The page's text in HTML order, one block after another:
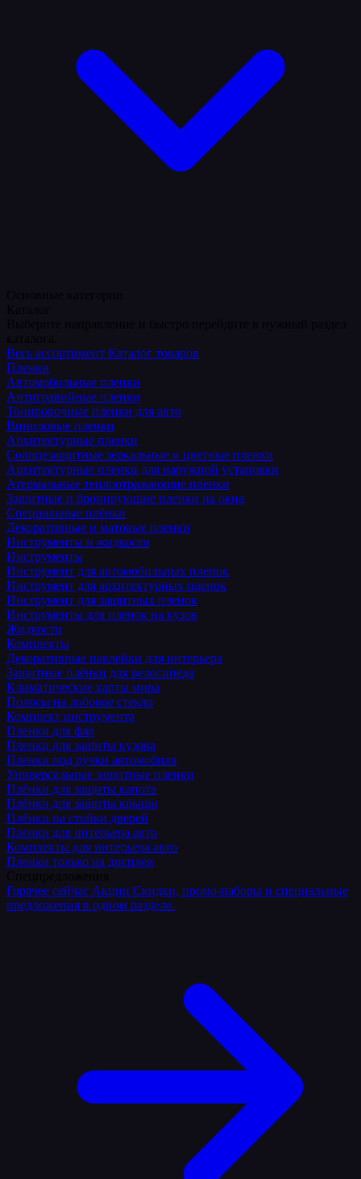
Весь ассортимент Каталог товаров
Пленки
Автомобильные пленки
Антигравийные пленки
Тонировочные пленки для авто
Виниловые пленки
Архитектурные пленки
Солнцезащитные зеркальные и цветные пленки
Архитектурные пленки для наружной установки
Атермальные теплоотражающие пленки
Защитные и бронирующие пленки на окна
Специальные плёнки
Декоративные и матовые пленки
Инструменты и жидкости
Инструменты
Инструмент для автомобильных пленок
Инструмент для архитектурных пленок
Инструмент для защитных пленок
Инструменты для пленок на кузов
Жидкости
Комплекты
Декоративные наклейки для интерьера
Защитные плёнки для велосипеда
Климатические карты мира
Полосы на лобовое стекло
Комплект инструмента
Пленки для фар
Пленки для защиты кузова
Пленки под ручки автомобиля
Универсальные защитные пленки
Плёнки для защиты капота
Плёнки для защиты крыши
Плёнки на стойки дверей
Пленки для интерьера авто
Комплекты для интерьера авто
Пленки только на дисплеи
Горячее сейчас Акции Скидки, промо-наборы и специальные
предложения в одном разделе.